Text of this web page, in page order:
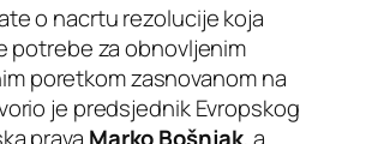
o nacrtu rezolucije koja
potrebe za obnovljenim
poretkom zasnovanom na
je predsjednik Evropskog